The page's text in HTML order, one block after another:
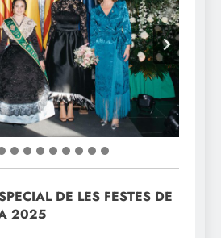
DE LES FESTES DE
2025